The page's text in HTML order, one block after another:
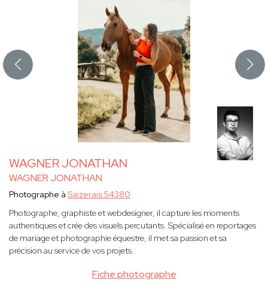
WAGNER JONATHAN
WAGNER JONATHAN
Fiche photographe
Photographe à Saizerais 54380
Photographe, graphiste et webdesigner, il capture les moments
authentiques et crée des visuels percutants. Spécialisé en reportages
de mariage et photographie équestre, il met sa passion et sa
précision au service de vos projets.